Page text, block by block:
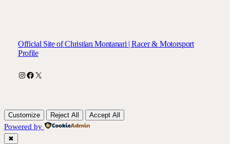
Official Site of Christian Montanari | Racer & Motorsport
Profile
Instagram
Facebook
X
Customize Reject All Accept All
Powered by
✖